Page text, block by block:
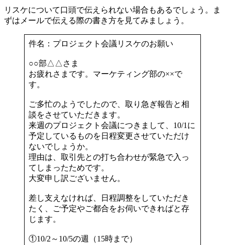
リスケについて口頭で伝えられない場合もあるでしょう。ま
ずはメールで伝える際の書き方を見てみましょう。
件名：プロジェクト会議リスケのお願い
○○部△△さま
お疲れさまです。マーケティング部の××で
す。
ご多忙のようでしたので、取り急ぎ報告と相
談をさせていただきます。
来週のプロジェクト会議につきまして、10/1に
予定しているものを日程変更させていただけ
ないでしょうか。
理由は、取引先との打ち合わせが緊急で入っ
てしまったためです。
大変申し訳ございません。
差し支えなければ、日程調整をしていただき
たく、ご予定やご都合をお伺いできればと存
じます。
①10/2～10/5の週（15時まで）